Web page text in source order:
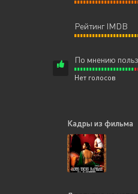
Рейтинг IMDB
По мнению
Нет голосов
Кадры из фильма